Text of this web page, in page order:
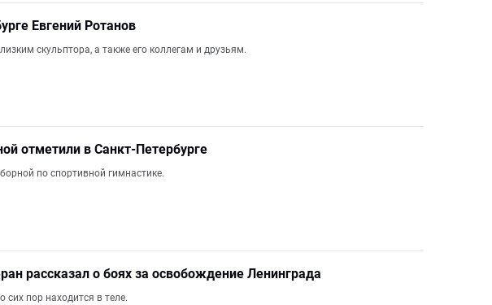
Евгений Ротанов
скульптора, а также его коллегам и друзьям.
отметили в Санкт-Петербурге
по спортивной гимнастике.
рассказал о боях за освобождение Ленинграда
пор находится в теле.